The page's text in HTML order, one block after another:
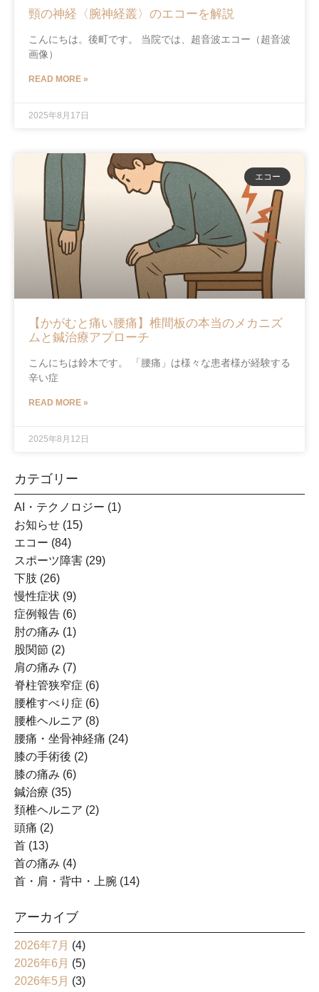
頸の神経〈腕神経叢〉のエコーを解説
こんにちは。後町です。 当院では、超音波エコー（超音波
画像）
READ MORE »
2025年8月17日
エコー
【かがむと痛い腰痛】椎間板の本当のメカニズ
ムと鍼治療アプローチ
こんにちは鈴木です。 「腰痛」は様々な患者様が経験する
辛い症
READ MORE »
2025年8月12日
カテゴリー
AI・テクノロジー (1)
お知らせ (15)
エコー (84)
スポーツ障害 (29)
下肢 (26)
慢性症状 (9)
症例報告 (6)
肘の痛み (1)
股関節 (2)
肩の痛み (7)
脊柱管狭窄症 (6)
腰椎すべり症 (6)
腰椎ヘルニア (8)
腰痛・坐骨神経痛 (24)
膝の手術後 (2)
膝の痛み (6)
鍼治療 (35)
頚椎ヘルニア (2)
頭痛 (2)
首 (13)
首の痛み (4)
首・肩・背中・上腕 (14)
アーカイブ
2026年7月 (4)
2026年6月 (5)
2026年5月 (3)